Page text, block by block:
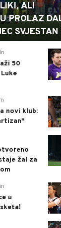
ALI
PROLAZ
SVJESTAN
50
novi klub:
žal za
u